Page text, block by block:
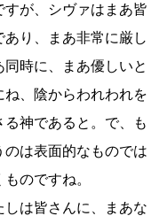
が、シヴァはまあ皆
り、まあ非常に厳し
時に、まあ優しいと
、陰からわれわれを
神であると。で、も
は表面的なものでは
のですね。
は皆さんに、まあな